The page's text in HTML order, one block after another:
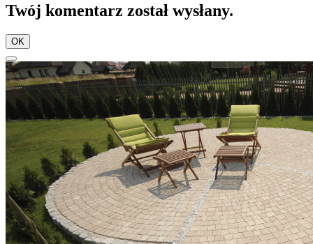
Twój komentarz został wysłany.
OK